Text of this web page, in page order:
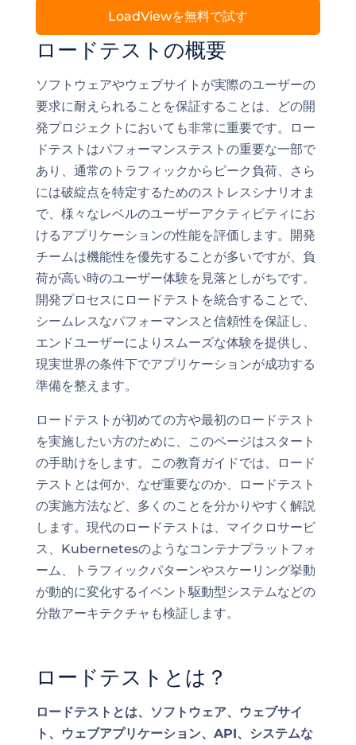
ロードテストの概要
ソフトウェアやウェブサイトが実際のユーザーの
要求に耐えられることを保証することは、どの開
発プロジェクトにおいても非常に重要です。ロー
ドテストはパフォーマンステストの重要な一部で
あり、通常のトラフィックからピーク負荷、さら
には破綻点を特定するためのストレスシナリオま
で、様々なレベルのユーザーアクティビティにお
けるアプリケーションの性能を評価します。開発
チームは機能性を優先することが多いですが、負
荷が高い時のユーザー体験を見落としがちです。
開発プロセスにロードテストを統合することで、
シームレスなパフォーマンスと信頼性を保証し、
エンドユーザーによりスムーズな体験を提供し、
現実世界の条件下でアプリケーションが成功する
準備を整えます。
ロードテストが初めての方や最初のロードテスト
を実施したい方のために、このページはスタート
の手助けをします。この教育ガイドでは、ロード
テストとは何か、なぜ重要なのか、ロードテスト
の実施方法など、多くのことを分かりやすく解説
します。現代のロードテストは、マイクロサービ
ス、Kubernetesのようなコンテナプラットフォ
ーム、トラフィックパターンやスケーリング挙動
が動的に変化するイベント駆動型システムなどの
分散アーキテクチャも検証します。
ロードテストとは？
ロードテストとは、ソフトウェア、ウェブサイ
ト、ウェブアプリケーション、API、システムな
LoadViewを無料で試す